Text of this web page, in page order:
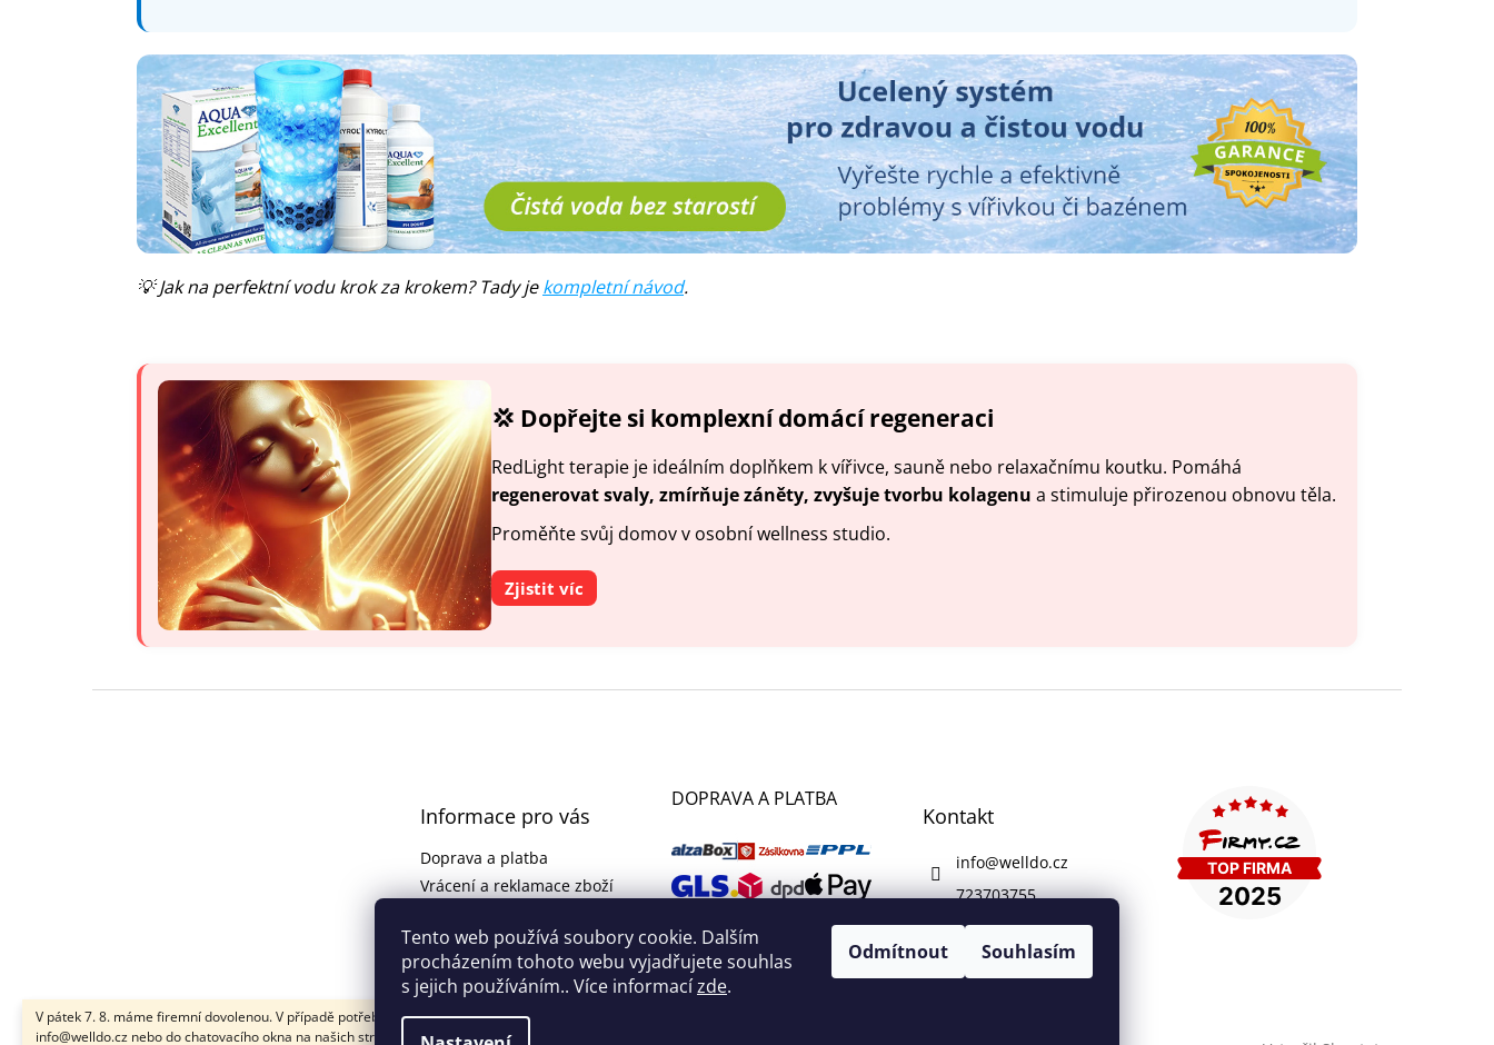
Tento web používá soubory cookie. Dalším
procházením tohoto webu vyjadřujete souhlas
s jejich používáním.. Více informacízde.
Odmítnout Souhlasím
V pátek 7. 8. máme firemní dovolenou. V případě potřeby nám napište na
info@welldo.cz nebo do chatovacího okna na našich stránkách. Všechny
💡 Jak na perfektní vodu krok za krokem? Tady jekompletní návod.
💢 Dopřejte si komplexní domácí regeneraci
RedLight terapie je ideálním doplňkem k vířivce, sauně nebo relaxačnímu koutku. Pomáhá
regenerovat svaly, zmírňuje záněty, zvyšuje tvorbu kolagenu a stimuluje přirozenou obnovu těla.
Proměňte svůj domov v osobní wellness studio.
Zjistit víc
Informace pro vás
Doprava a platba
Vrácení a reklamace zboží
Podmínky ochrany
osobních údajů
DOPRAVA A PLATBA
Kontakt
info@welldo.cz
723703755